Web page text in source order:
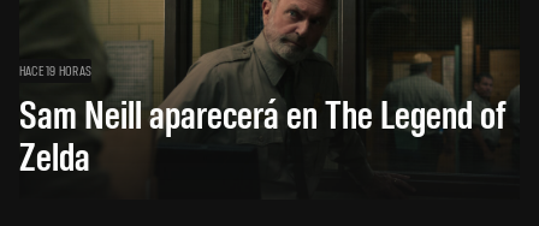
HACE 19 HORAS
Sam Neill aparecerá en The Legend of
Zelda